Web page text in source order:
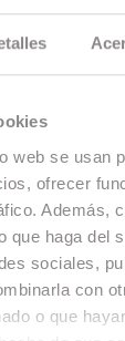
web se usan
ofrecer
Además,
que haga del
sociales,
con
o que
llevar a cabo
y del
ante el
de la
De la